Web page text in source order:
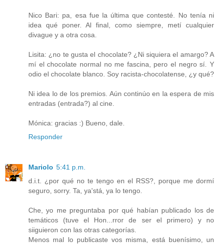
Nico Bari: pa, esa fue la última que contesté. No tenía ni
idea qué poner. Al final, como siempre, metí cualquier
divague y a otra cosa.
Lisita: ¿no te gusta el chocolate? ¿Ni siquiera el amargo? A
mí el chocolate normal no me fascina, pero el negro sí. Y
odio el chocolate blanco. Soy racista-chocolatense, ¿y qué?
Ni idea lo de los premios. Aún continúo en la espera de mis
entradas (entrada?) al cine.
Mónica: gracias :) Bueno, dale.
Responder
Mariolo 5:41 p.m.
d.i.t. ¿por qué no te tengo en el RSS?, porque me dormí
seguro, sorry. Ta, ya'stá, ya lo tengo.
Che, yo me preguntaba por qué habían publicado los de
temáticos (tuve el Hon...rror de ser el primero) y no
siiguieron con las otras categorías.
Menos mal lo publicaste vos misma, está buenísimo, un